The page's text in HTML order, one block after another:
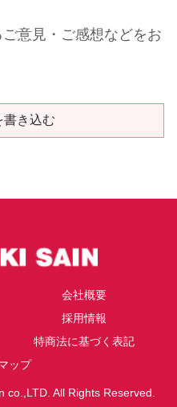
意見・ご感想などをお
書き込む
会社概要
採用情報
特商法に基づく表記
ップ
All Rights Reserved.